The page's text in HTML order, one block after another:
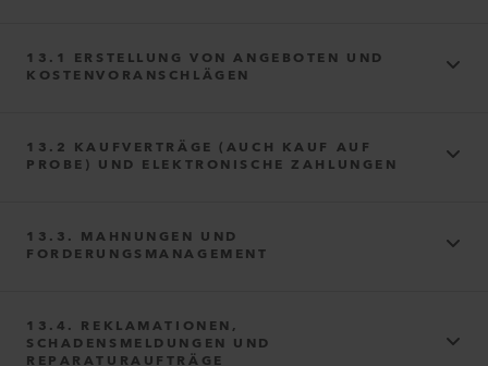
Hosting durch Shopify
Facebook
13.1 ERSTELLUNG VON ANGEBOTEN UND
KOSTENVORANSCHLÄGEN
13.2 KAUFVERTRÄGE (AUCH KAUF AUF
PROBE) UND ELEKTRONISCHE ZAHLUNGEN
13.3. MAHNUNGEN UND
FORDERUNGSMANAGEMENT
13.4. REKLAMATIONEN,
SCHADENSMELDUNGEN UND
REPARATURAUFTRÄGE